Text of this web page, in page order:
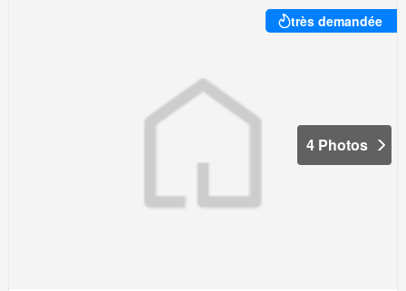
très demandée
4 Photos